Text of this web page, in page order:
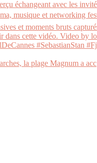
la plage Magnum a acc